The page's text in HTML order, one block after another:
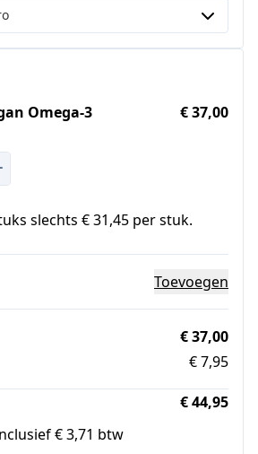
Omega-3
€ 37,00
slechts € 31,45 per stuk.
Toevoegen
€ 37,00
€ 7,95
€ 44,95
€ 3,71 btw